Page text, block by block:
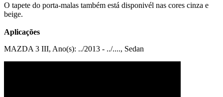
O tapete do porta-malas também está disponivél nas cores cinza e
beige.
Aplicações
MAZDA 3 III, Ano(s): ../2013 - ../...., Sedan